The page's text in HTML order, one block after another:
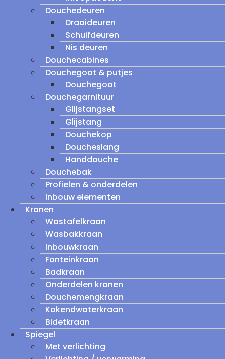
Douchedeuren
Draaideuren
Schuifdeuren
Nis deuren
Douchecabines
Douchegoot & putjes
Douchegoot
Douchegarnituur
Glijstangset
Glijstang
Douchekop
Doucheslang
Handdouche
Douchebak
Profielen & onderdelen
Inbouw elementen
Kranen
Wastafelkraan
Wasbakkraan
Inbouwkraan
Fonteinkraan
Badkraan
Onderdelen kranen
Douchemengkraan
Kokendwaterkraan
Bidetkraan
Spiegel
Met verlichting